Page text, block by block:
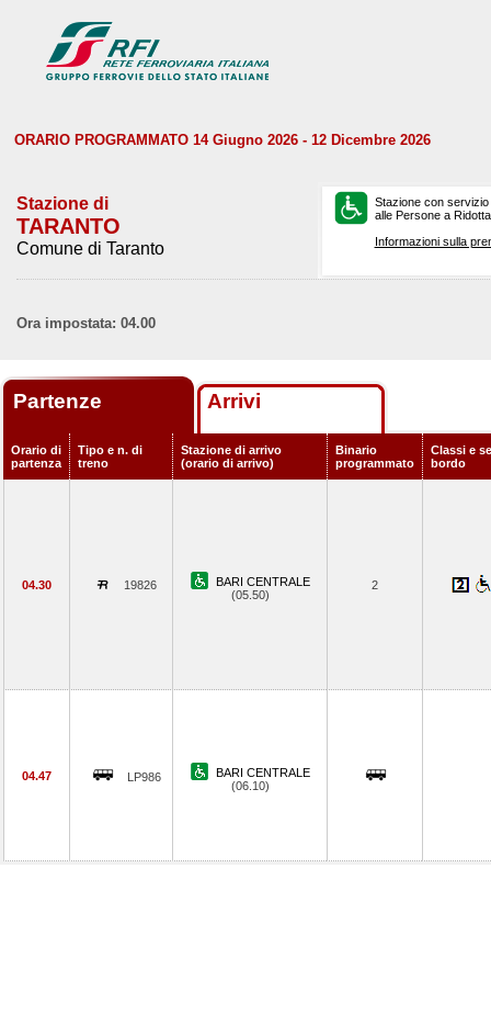
ORARIO PROGRAMMATO 14 Giugno 2026 - 12 Dicembre 2026
Stazione di
TARANTO
Comune di Taranto
Stazione con
alle Persone a
Informazioni sulla
Ora impostata: 04.00
Partenze Arrivi
Orario di
partenza
Tipo e n. di
treno
Stazione di arrivo
(orario di arrivo)
Binario
programmato
Classi e
bordo
04.30 19826
BARI CENTRALE
(05.50)
2
04.47 LP986
BARI CENTRALE
(06.10)